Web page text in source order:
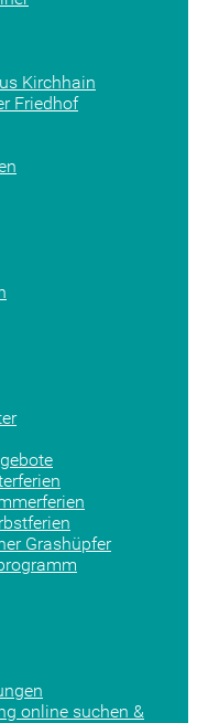
Kirchhain
Friedhof
Grashüpfer
online suchen &